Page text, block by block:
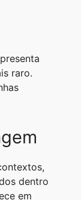
raro.
dentro
em